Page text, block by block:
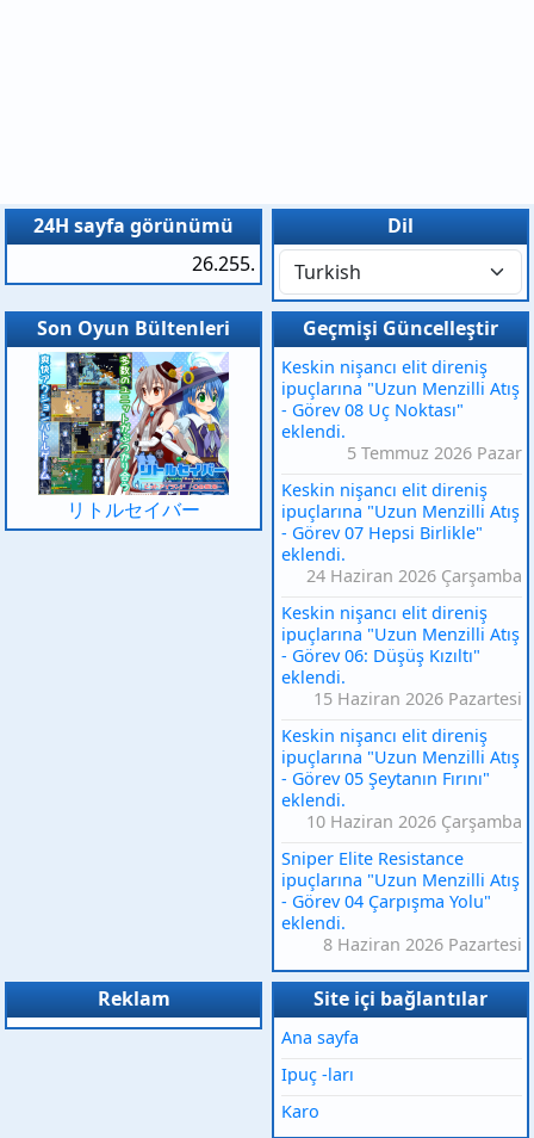
24H sayfa görünümü
26.255.
Dil
Son Oyun Bültenleri
リトルセイバー
Geçmişi Güncelleştir
Keskin nişancı elit direniş
ipuçlarına "Uzun Menzilli Atış
- Görev 08 Uç Noktası"
eklendi.
5 Temmuz 2026 Pazar
Keskin nişancı elit direniş
ipuçlarına "Uzun Menzilli Atış
- Görev 07 Hepsi Birlikle"
eklendi.
24 Haziran 2026 Çarşamba
Keskin nişancı elit direniş
ipuçlarına "Uzun Menzilli Atış
- Görev 06: Düşüş Kızıltı"
eklendi.
15 Haziran 2026 Pazartesi
Keskin nişancı elit direniş
ipuçlarına "Uzun Menzilli Atış
- Görev 05 Şeytanın Fırını"
eklendi.
10 Haziran 2026 Çarşamba
Sniper Elite Resistance
ipuçlarına "Uzun Menzilli Atış
- Görev 04 Çarpışma Yolu"
eklendi.
8 Haziran 2026 Pazartesi
Reklam Site içi bağlantılar
Ana sayfa
Ipuç -ları
Karo